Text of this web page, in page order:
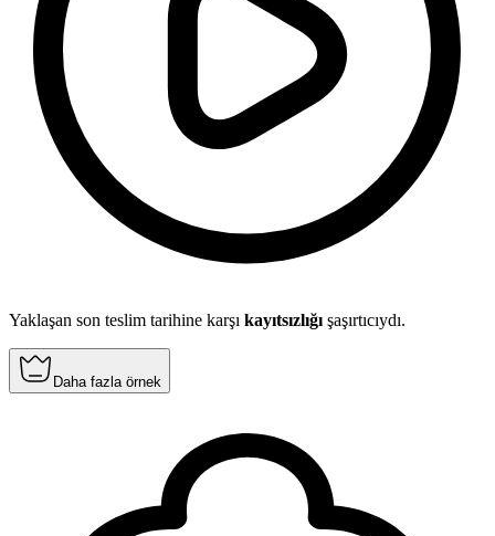
Yaklaşan son teslim tarihine karşı kayıtsızlığı şaşırtıcıydı.
Daha fazla örnek